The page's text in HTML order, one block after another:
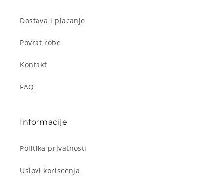
Dostava i placanje
Povrat robe
Kontakt
FAQ
Informacije
Politika privatnosti
Uslovi koriscenja